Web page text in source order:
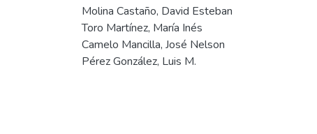
Molina Castaño, David Esteban
Toro Martínez, María Inés
Camelo Mancilla, José Nelson
Pérez González, Luis M.